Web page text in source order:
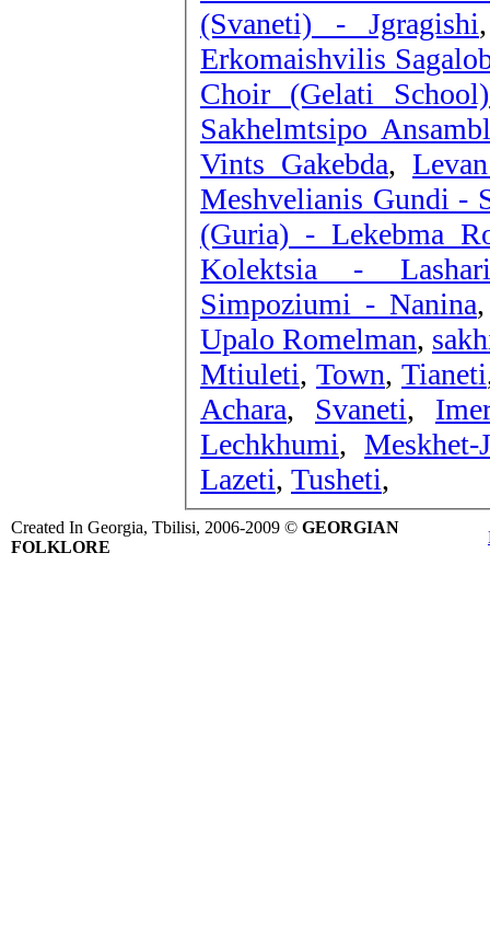
(Svaneti) - Jgragishi
Erkomaishvilis
Choir (Gelati
Sakhelmtsipo
Vints Gakebda,
Meshvelianis Gundi -
(Guria) - Lekebma
Kolektsia -
Simpoziumi - Nanina
Upalo Romelman,
Mtiuleti, Town, Tianeti
Achara, Svaneti,
Lechkhumi, Meskhet-
Lazeti, Tusheti,
Created In Georgia, Tbilisi, 2006-2009 © GEORGIAN
FOLKLORE